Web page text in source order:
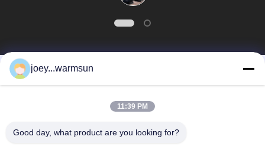
joey...warmsun
11:39 PM
Good day, what product are you looking for?